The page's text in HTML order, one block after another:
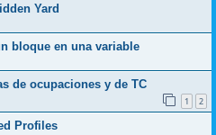
Yard
bloque en una variable
de ocupaciones y de TC
1 2
Profiles